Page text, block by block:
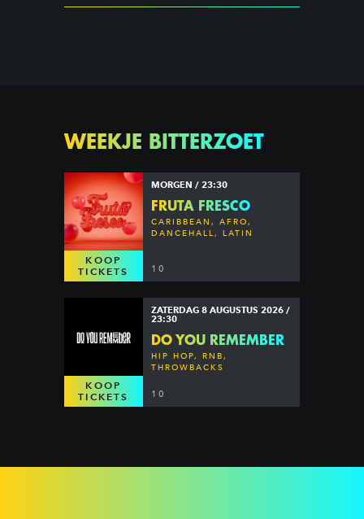
WEEKJE BITTERZOET
KOOP
TICKETS
MORGEN / 23:30
FRUTA FRESCO
CARIBBEAN, AFRO,
DANCEHALL, LATIN
10
KOOP
TICKETS
ZATERDAG 8 AUGUSTUS 2026 /
23:30
DO YOU REMEMBER
HIP HOP, RNB,
THROWBACKS
10